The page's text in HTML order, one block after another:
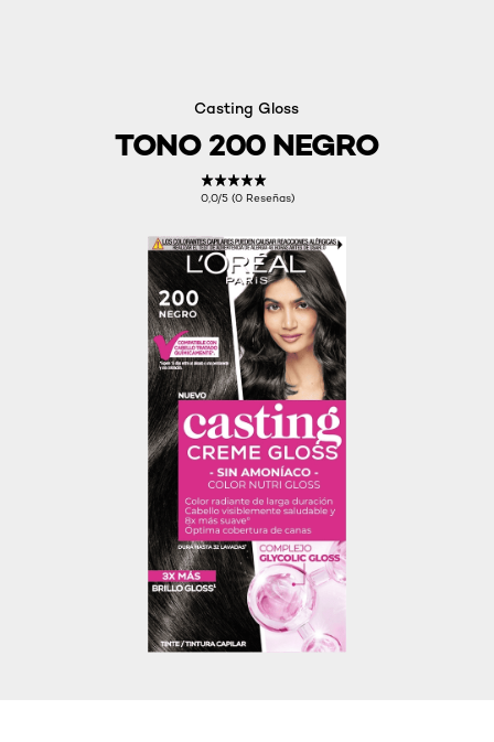
Casting Gloss
TONO 200 NEGRO
0,0/5 (0 Reseñas)